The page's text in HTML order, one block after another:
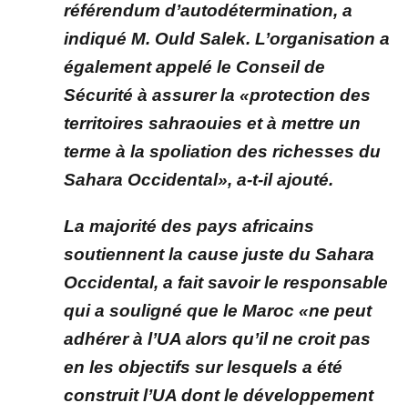
référendum d’autodétermination, a
indiqué M. Ould Salek. L’organisation a
également appelé le Conseil de
Sécurité à assurer la «protection des
territoires sahraouies et à mettre un
terme à la spoliation des richesses du
Sahara Occidental», a-t-il ajouté.
La majorité des pays africains
soutiennent la cause juste du Sahara
Occidental, a fait savoir le responsable
qui a souligné que le Maroc «ne peut
adhérer à l’UA alors qu’il ne croit pas
en les objectifs sur lesquels a été
construit l’UA dont le développement